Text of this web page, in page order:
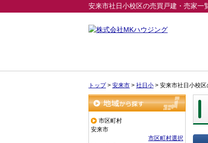
安来市社日小校区の売買戸建・売家一
トップ> 安来市 > 社日小 > 安来市社日小校
地域から探す
市区町村
安来市
市区町村選択